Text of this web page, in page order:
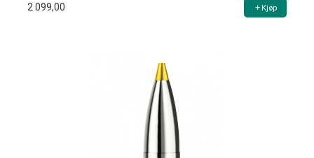
2 099,00 Kjøp